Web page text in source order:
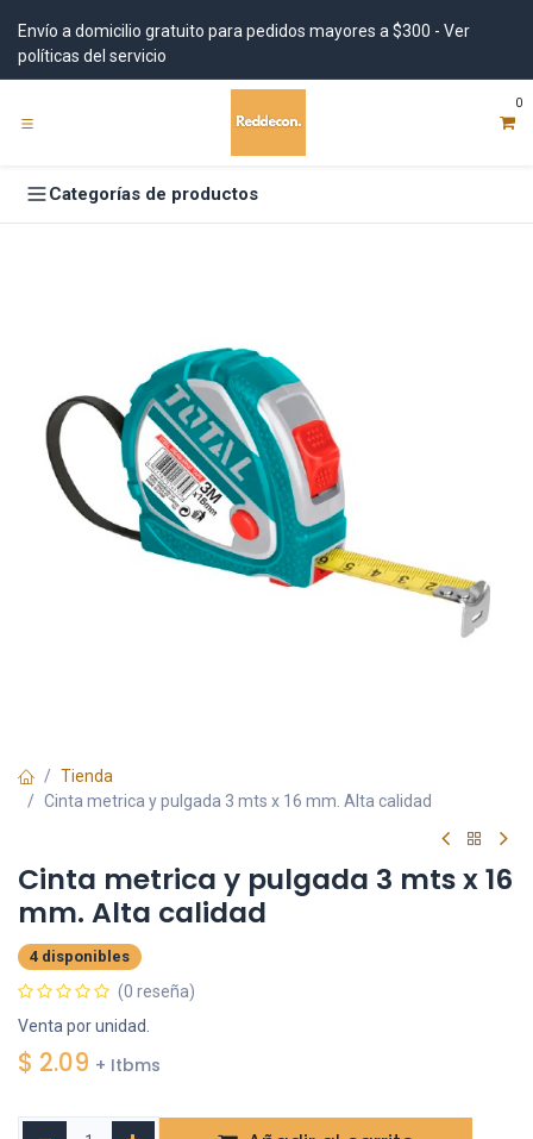
Envío a domicilio gratuito para pedidos mayores a $300 - Ver
políticas del servicio
0
Categorías de productos
Tienda
Cinta metrica y pulgada 3 mts x 16 mm. Alta calidad
Cinta metrica y pulgada 3 mts x 16
mm. Alta calidad
4 disponibles
(0 reseña)
Venta por unidad.
$ 2.09 + Itbms